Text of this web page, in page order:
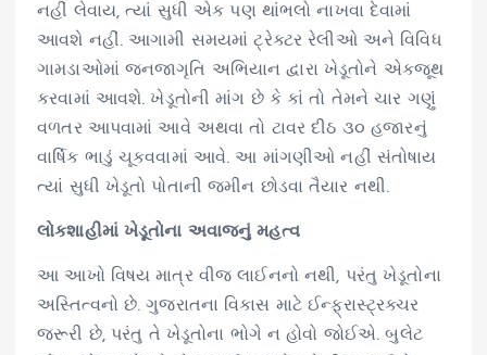
નહીં લેવાય, ત્યાં સુધી એક પણ થાંભલો નાખવા દેવામાં
આવશે નહીં. આગામી સમયમાં ટ્રેક્ટર રેલીઓ અને વિવિધ
ગામડાઓમાં જનજાગૃતિ અભિયાન દ્વારા ખેડૂતોને એકજૂથ
કરવામાં આવશે. ખેડૂતોની માંગ છે કે કાં તો તેમને ચાર ગણું
વળતર આપવામાં આવે અથવા તો ટાવર દીઠ ૩૦ હજારનું
વાર્ષિક ભાડું ચૂકવવામાં આવે. આ માંગણીઓ નહીં સંતોષાય
ત્યાં સુધી ખેડૂતો પોતાની જમીન છોડવા તૈયાર નથી.
લોકશાહીમાં ખેડૂતોના અવાજનું મહત્વ
આ આખો વિષય માત્ર વીજ લાઈનનો નથી, પરંતુ ખેડૂતોના
અસ્તિત્વનો છે. ગુજરાતના વિકાસ માટે ઈન્ફ્રાસ્ટ્રક્ચર
જરૂરી છે, પરંતુ તે ખેડૂતોના ભોગે ન હોવો જોઈએ. બુલેટ